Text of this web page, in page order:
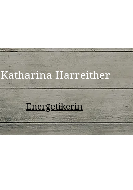
Katharina Harreither
Energetikerin